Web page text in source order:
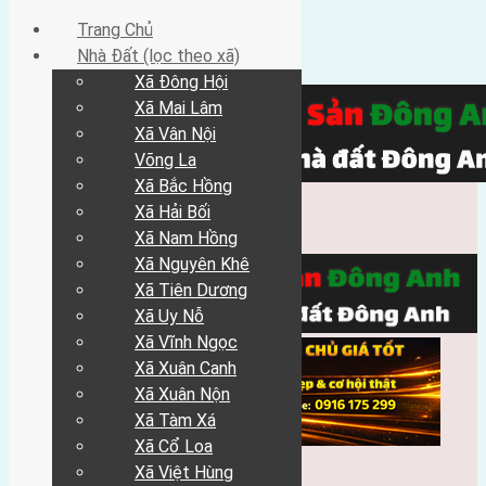
Trang Chủ
Trang Chủ
Nhà Đất (lọc theo xã)
Xã Đông Hội
Xã Mai Lâm
Xã Vân Nội
Võng La
Xã Bắc Hồng
Xã Hải Bối
Xã Nam Hồng
Xã Nguyên Khê
Xã Tiên Dương
Xã Uy Nỗ
Xã Vĩnh Ngọc
Xã Xuân Canh
Xã Xuân Nộn
Xã Tàm Xá
Xã Cổ Loa
Xã Việt Hùng